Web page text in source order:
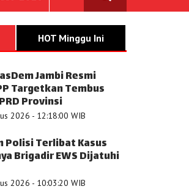
HOT Minggu Ini
Jambi Resmi
Targetkan Tembus
Provinsi
2026 - 12:18:00 WIB
Polisi Terlibat Kasus
Brigadir EWS Dijatuhi
2026 - 10:03:20 WIB